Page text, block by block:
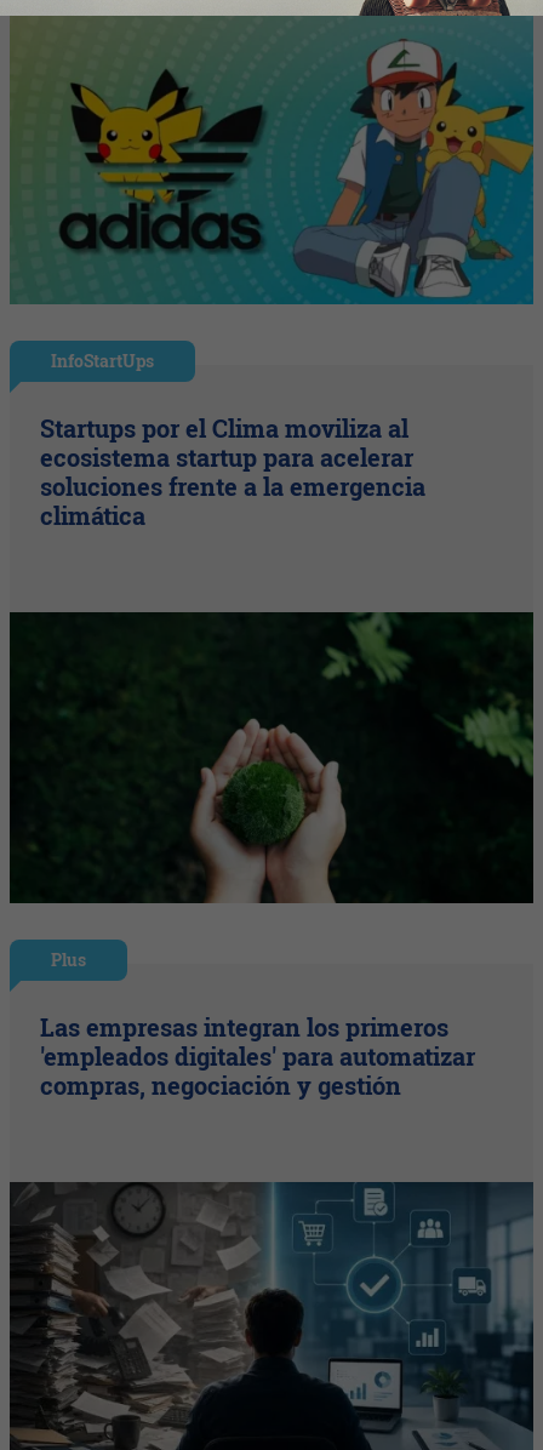
InfoStartUps
Startups por el Clima moviliza al
ecosistema startup para acelerar
soluciones frente a la emergencia
climática
Plus
Las empresas integran los primeros
'empleados digitales' para automatizar
compras, negociación y gestión